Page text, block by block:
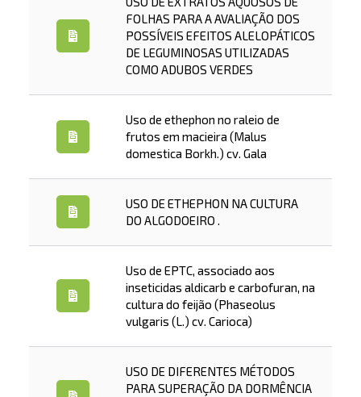
FOLHAS PARA A AVALIAÇÃO DOS
POSSÍVEIS EFEITOS ALELOPÁTICOS
DE LEGUMINOSAS UTILIZADAS
COMO ADUBOS VERDES
Uso de ethephon no raleio de
frutos em macieira (Malus
domestica Borkh.) cv. Gala
USO DE ETHEPHON NA CULTURA
DO ALGODOEIRO .
Uso de EPTC, associado aos
inseticidas aldicarb e carbofuran, na
cultura do feijão (Phaseolus
vulgaris (L.) cv. Carioca)
USO DE DIFERENTES MÉTODOS
PARA SUPERAÇÃO DA DORMÊNCIA